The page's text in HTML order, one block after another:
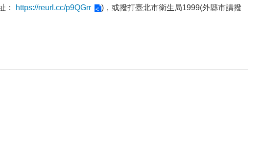
：
https://reurl.cc/p9QGrr
)，或撥打臺北市衛生局1999(外縣市請撥